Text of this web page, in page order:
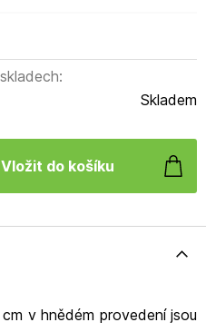
Skladem
v hnědém provedení jsou